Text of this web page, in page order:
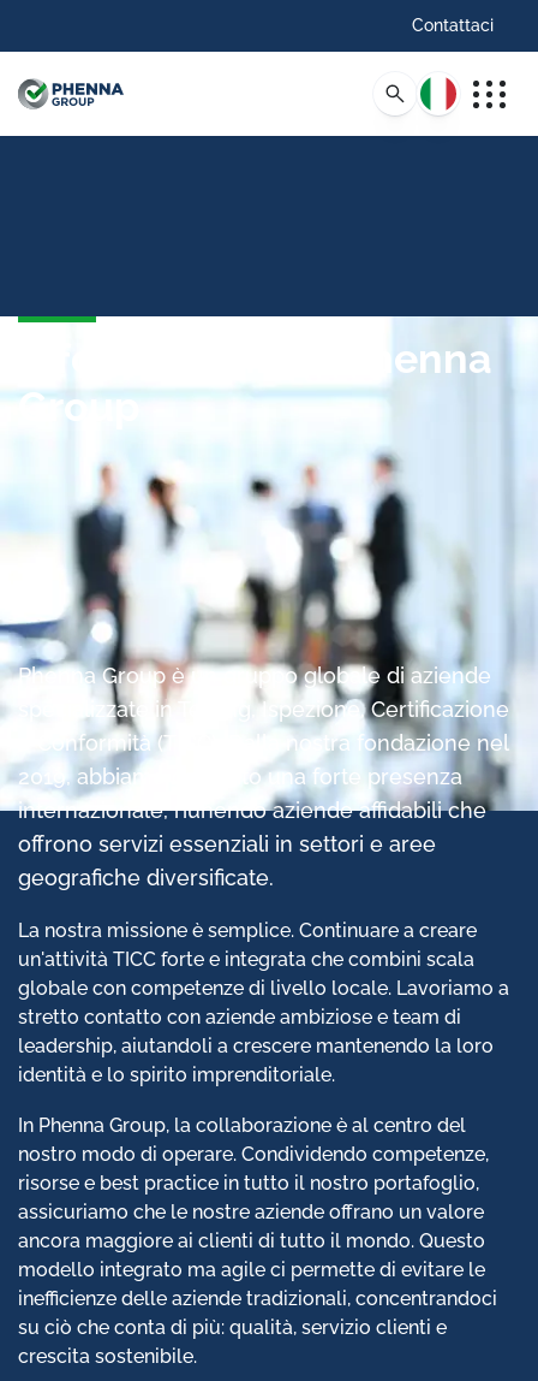
Contattaci
Italiano
Informazioni sul Phenna
Group
Phenna Group è un gruppo globale di aziende
specializzate in Testing, Ispezione, Certificazione
e Conformità (TICC). Dalla nostra fondazione nel
2019, abbiamo costruito una forte presenza
internazionale, riunendo aziende affidabili che
offrono servizi essenziali in settori e aree
geografiche diversificate.
La nostra missione è semplice. Continuare a creare
un'attività TICC forte e integrata che combini scala
globale con competenze di livello locale. Lavoriamo a
stretto contatto con aziende ambiziose e team di
leadership, aiutandoli a crescere mantenendo la loro
identità e lo spirito imprenditoriale.
In Phenna Group, la collaborazione è al centro del
nostro modo di operare. Condividendo competenze,
risorse e best practice in tutto il nostro portafoglio,
assicuriamo che le nostre aziende offrano un valore
ancora maggiore ai clienti di tutto il mondo. Questo
modello integrato ma agile ci permette di evitare le
inefficienze delle aziende tradizionali, concentrandoci
su ciò che conta di più: qualità, servizio clienti e
crescita sostenibile.